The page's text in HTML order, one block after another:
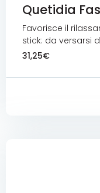
Quetidia
Favorisce il
stick: da versarsi
31,25€